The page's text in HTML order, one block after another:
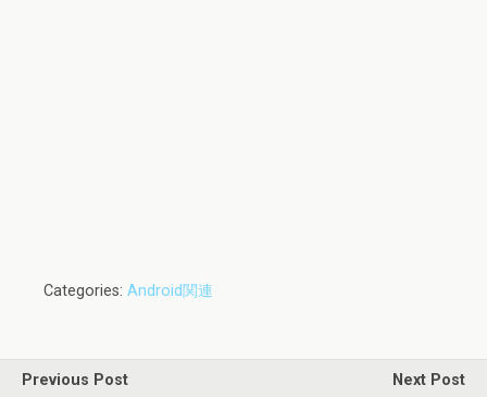
Categories: Android関連
Previous Post
Next Post